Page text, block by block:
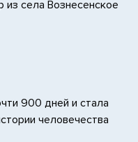
села Вознесенское
900 дней и стала
человечества